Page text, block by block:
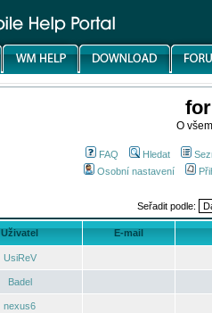
O
FAQ Hledat
Osobní nastavení
Seřadit podle:
Uživatel E-mail
UsiReV
Badel
nexus6